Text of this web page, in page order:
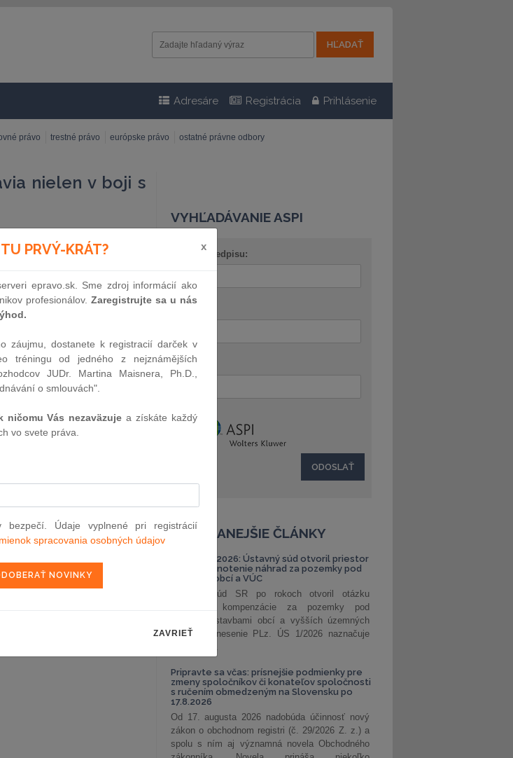
Adresáre Registrácia Prihlásenie
právo trestné právo európske právo ostatné právne odbory
nielen v boji s
Peter Kováč, Filip Stripaj
nielen pre laickú, ale
ju uchopiť a ako sa v nej
aj právneho hľadiska, má
zdravia nielen v boji s
tému – lekárov, právnikov a
príkladov zo sveta
mapuje vývoj vakcín počas
či povinného očkovania na
súdu pre ľudské práva. Taktiež
modelu očkovania v
právo, správne právo,
novej právnej úpravy.
ošetrovateľstva, verejného
čitateľskej verejnosti so
VYHĽADÁVANIE ASPI
Číslo predpisu:
Text:
NAJČÍTANEJŠIE ČLÁNKY
PLz. ÚS 1/2026: Ústavný súd otvoril priestor
na prehodnotenie náhrad za pozemky pod
stavbami obcí a VÚC
Ústavný súd SR po rokoch otvoril otázku
primeranej kompenzácie za pozemky pod
verejnými stavbami obcí a vyšších územných
celkov. Uznesenie PLz. ÚS 1/2026 naznačuje
odklon od...
Pripravte sa včas: prísnejšie podmienky pre
zmeny spoločníkov či konateľov spoločnosti
s ručením obmedzeným na Slovensku po
17.8.2026
Od 17. augusta 2026 nadobúda účinnosť nový
zákon o obchodnom registri (č. 29/2026 Z. z.) a
spolu s ním aj významná novela Obchodného
PRVÝ-KRÁT? x
epravo.sk. Sme zdroj informácií ako
profesionálov. Zaregistrujte sa u nás
záujmu, dostanete k registracií darček v
tréningu od jedného z nejznámějších
JUDr. Martina Maisnera, Ph.D.,
o smlouvách".
ničomu Vás nezaväzuje a získáte každý
vo svete práva.
Údaje vyplnené pri registrácií
spracovania osobných údajov
ZAVRIEŤ